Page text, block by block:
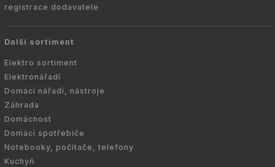
registrace dodavatele
Další sortiment
Elektro sortiment
Elektronářadí
Domácí nářadí, nástroje
Záhrada
Domácnost
Domácí spotřebiče
Notebooky, počítače, telefony
Kuchyň